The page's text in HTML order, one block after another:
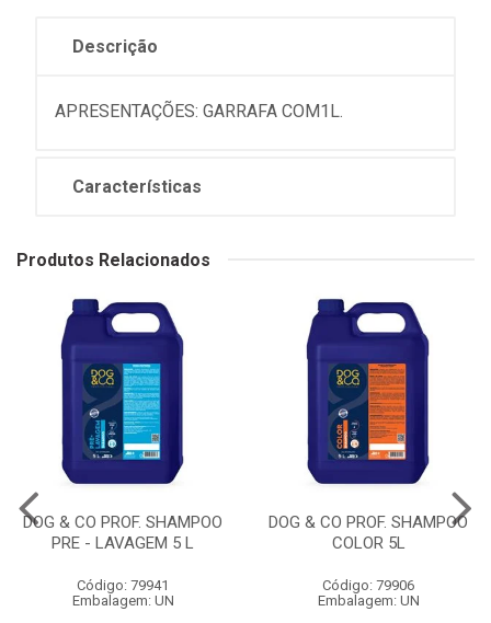
Descrição
APRESENTAÇÕES: GARRAFA COM1L.
Características
Produtos Relacionados
DOG & CO PROF. SHAMPOO
PRE - LAVAGEM 5 L
Código: 79941
Embalagem: UN
DOG & CO PROF. SHAMPOO
COLOR 5L
Código: 79906
Embalagem: UN